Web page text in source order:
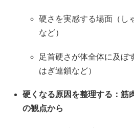
硬さを実感する場面（し
など）
足首硬さが体全体に及ぼ
はぎ連鎖など）
硬くなる原因を整理する：筋
の観点から